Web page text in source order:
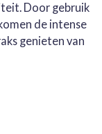
Door gebruik
de intense
genieten van